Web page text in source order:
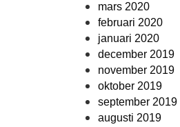
mars 2020
februari 2020
januari 2020
december 2019
november 2019
oktober 2019
september 2019
augusti 2019